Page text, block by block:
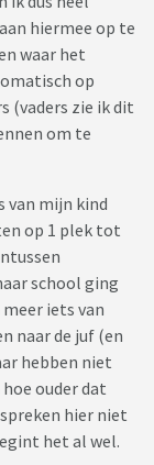
hiermee op te
waar het
op
(vaders zie ik dit
om te
van mijn kind
op 1 plek tot
school ging
iets van
naar de juf (en
hebben niet
ouder dat
hier niet
het al wel.